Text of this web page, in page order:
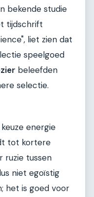
bekende studie
tijdschrift
liet zien dat
speelgoed
beleefden
selectie.
energie
tot kortere
ruzie tussen
niet egoïstig
het is goed voor